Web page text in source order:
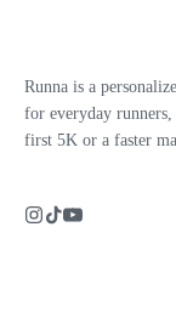
Runna is a
for everyday
first 5K or a faster